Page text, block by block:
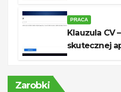
PRACA
Klauzula CV
skutecznej
Zarobki